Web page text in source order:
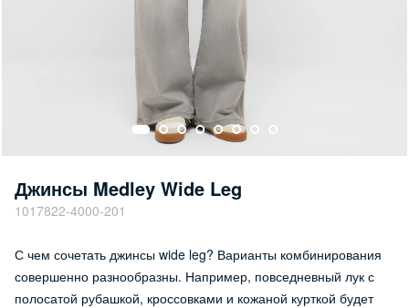
Джинсы Medley Wide Leg
1017822-4000-201
С чем сочетать джинсы wide leg? Варианты комбинирования
совершенно разнообразны. Например, повседневный лук с
полосатой рубашкой, кроссовками и кожаной курткой будет